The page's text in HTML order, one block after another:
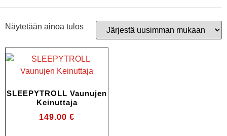
Näytetään ainoa tulos
SLEEPYTROLL Vaunujen
Keinuttaja
149.00 €